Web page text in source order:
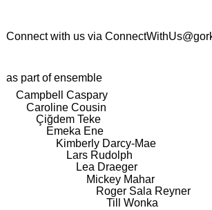
Connect with us via
as part of ensemble
Campbell Caspary
Caroline Cousin
Çiğdem Teke
Emeka Ene
Kimberly Darcy-Mae
Lars Rudolph
Lea Draeger
Mickey Mahar
Roger Sala Reyner
Till Wonka